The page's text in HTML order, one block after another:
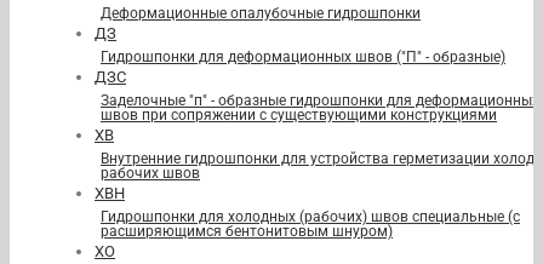
Деформационные опалубочные гидрошпонки
ДЗ
Гидрошпонки для деформационных швов ("П" - образные)
ДЗС
Заделочные "п" - образные гидрошпонки для деформационных
швов при сопряжении с существующими конструкциями
ХВ
Внутренние гидрошпонки для устройства герметизации
рабочих швов
ХВН
Гидрошпонки для холодных (рабочих) швов специальные (с
расширяющимся бентонитовым шнуром)
ХО